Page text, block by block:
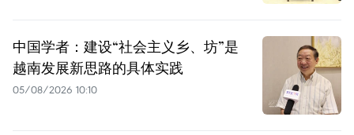
中国学者：建设“社会主义乡、坊”是
越南发展新思路的具体实践
05/08/2026 10:10